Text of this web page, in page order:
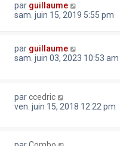
par guillaume
sam. juin 15, 2019 5:55 pm
par guillaume
sam. juin 03, 2023 10:53 am
parccedric
ven. juin 15, 2018 12:22 pm